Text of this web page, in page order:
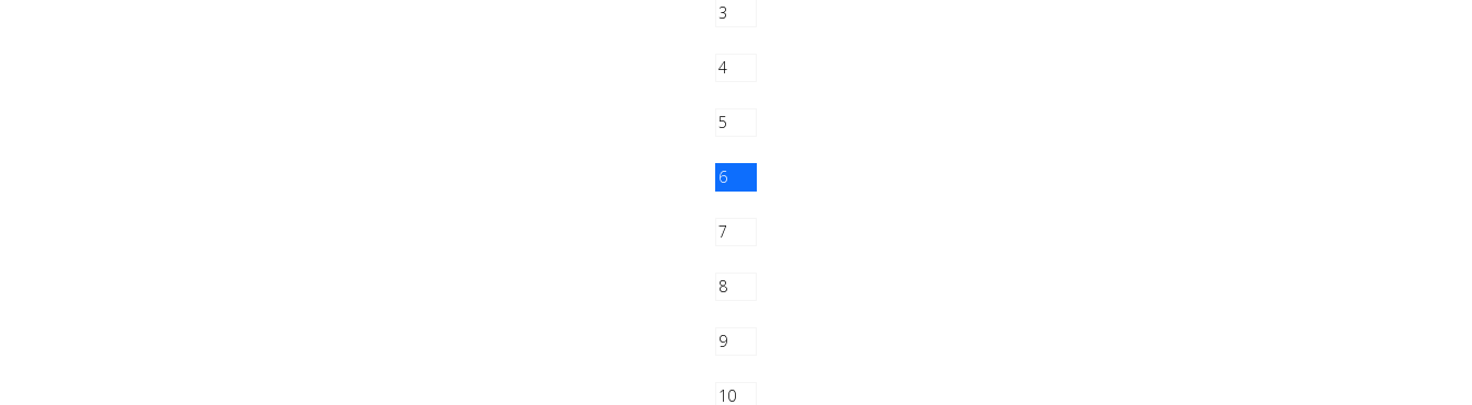
3
4
5
6
7
8
9
10